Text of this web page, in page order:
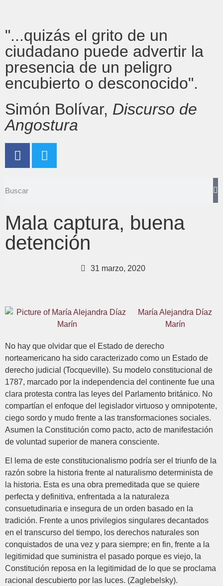
"...quizás el grito de un
ciudadano puede advertir la
presencia de un peligro
encubierto o desconocido".
Simón Bolívar, Discurso de
Angostura
Mala captura, buena
detención
31 marzo, 2020
María Alejandra Díaz
Marín
No hay que olvidar que el Estado de derecho
norteamericano ha sido caracterizado como un Estado de
derecho judicial (Tocqueville). Su modelo constitucional de
1787, marcado por la independencia del continente fue una
clara protesta contra las leyes del Parlamento británico. No
compartían el enfoque del legislador virtuoso y omnipotente,
ciego sordo y mudo frente a las transformaciones sociales.
Asumen la Constitución como pacto, acto de manifestación
de voluntad superior de manera consciente.
El lema de este constitucionalismo podría ser el triunfo de la
razón sobre la historia frente al naturalismo determinista de
la historia. Esta es una obra premeditada que se quiere
perfecta y definitiva, enfrentada a la naturaleza
consuetudinaria e insegura de un orden basado en la
tradición. Frente a unos privilegios singulares decantados
en el transcurso del tiempo, los derechos naturales son
conquistados de una vez y para siempre; en fin, frente a la
legitimidad que suministra el pasado porque es viejo, la
Constitución reposa en la legitimidad de lo que se proclama
racional descubierto por las luces. (Zaglebelsky).